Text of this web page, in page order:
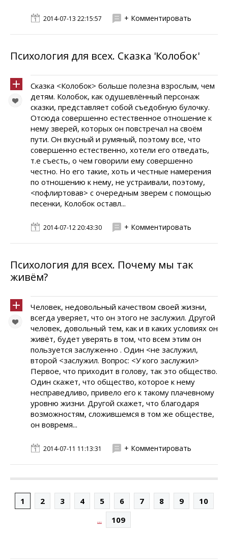
2014-07-13 22:15:57 + Комментировать
Психология для всех. Сказка 'Колобок'
Сказка <Колобок> больше полезна взрослым, чем
детям. Колобок, как одушевлённый персонаж
сказки, представляет собой съедобную булочку.
Отсюда совершенно естественное отношение к
нему зверей, которых он повстречал на своём
пути. Он вкусный и румяный, поэтому все, что
совершенно естественно, хотели его отведать,
т.е съесть, о чем говорили ему совершенно
честно. Но его такие, хоть и честные намерения
по отношению к нему, не устраивали, поэтому,
<пофлиртовав> с очередным зверем с помощью
песенки, Колобок оставл...
2014-07-12 20:43:30 + Комментировать
Психология для всех. Почему мы так
живём?
Человек, недовольный качеством своей жизни,
всегда уверяет, что он этого не заслужил. Другой
человек, довольный тем, как и в каких условиях он
живёт, будет уверять в том, что всем этим он
пользуется заслуженно . Один <не заслужил,
второй <заслужил. Вопрос: <У кого заслужил>
Первое, что приходит в голову, так это общество.
Один скажет, что общество, которое к нему
несправедливо, привело его к такому плачевному
уровню жизни. Другой скажет, что благодаря
возможностям, сложившемся в том же обществе,
он вовремя...
2014-07-11 11:13:31 + Комментировать
1 2 3 4 5 6 7 8 9
10
...
109